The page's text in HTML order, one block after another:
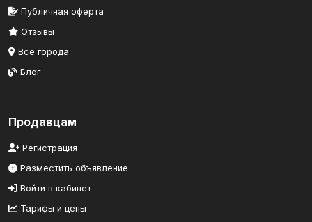
Публичная оферта
Отзывы
Все города
Блог
Продавцам
Регистрация
Разместить объявление
Войти в кабинет
Тарифы и цены